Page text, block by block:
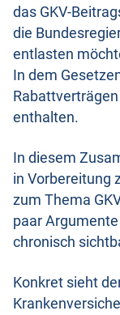
das GKV-
die
entlasten
In dem
enthalten.
In diesem
in Vorbereitung
zum Thema
paar
chronisch
Konkret sieht